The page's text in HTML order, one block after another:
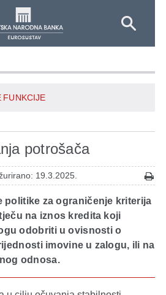
FUNKCIJE
potrošača
19.3.2025.
politike za ograničenje kriterija
na iznos kredita koji
odobriti u ovisnosti o
imovine u zalogu, ili na
odnosa.